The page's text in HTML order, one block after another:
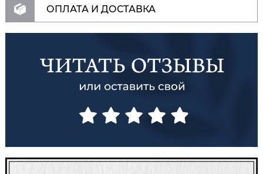
ОПЛАТА И ДОСТАВКА